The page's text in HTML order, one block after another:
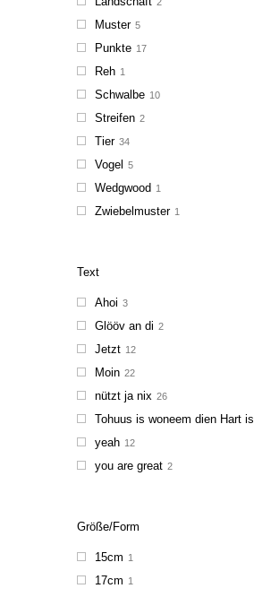
Muster 5
Punkte 17
Reh 1
Schwalbe 10
Streifen 2
Tier 34
Vogel 5
Wedgwood 1
Zwiebelmuster 1
Text
Ahoi 3
Glööv an di 2
Jetzt 12
Moin 22
nützt ja nix 26
Tohuus is woneem dien Hart is
yeah 12
you are great 2
Größe/Form
15cm 1
17cm 1